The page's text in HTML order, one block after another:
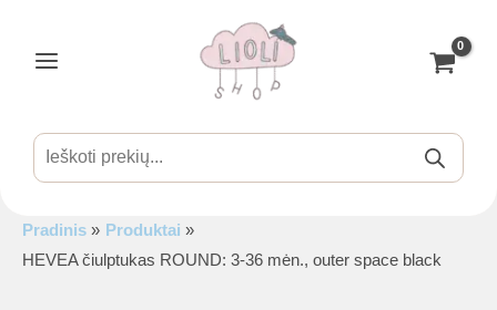
turinio
Products
search
Pradinis
Produktai
HEVEA čiulptukas ROUND: 3-36 mėn., outer space black